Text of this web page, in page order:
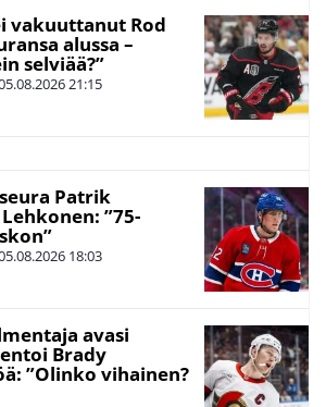
vakuuttanut Rod
alussa –
selviää?”
21:15
Patrik
”75-
18:03
avasi
Brady
”Olinko vihainen?